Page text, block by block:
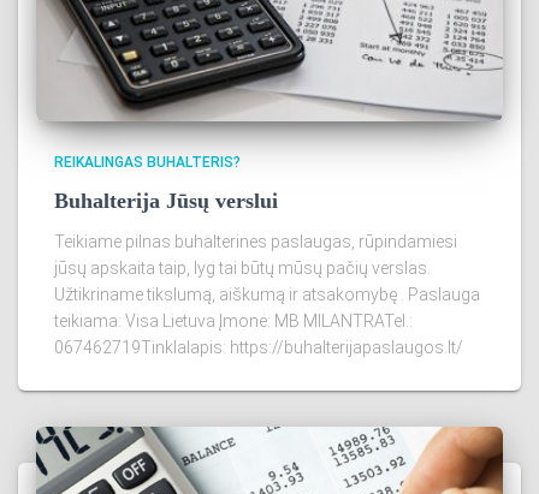
REIKALINGAS BUHALTERIS?
Buhalterija Jūsų verslui
Teikiame pilnas buhalterines paslaugas, rūpindamiesi
jūsų apskaita taip, lyg tai būtų mūsų pačių verslas.
Užtikriname tikslumą, aiškumą ir atsakomybę . Paslauga
teikiama: Visa Lietuva Įmonė: MB MILANTRATel.:
067462719Tinklalapis: https://buhalterijapaslaugos.lt/